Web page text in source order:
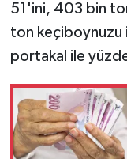
51'ini, 403 bin
ton keçiboynuzu
portakal ile